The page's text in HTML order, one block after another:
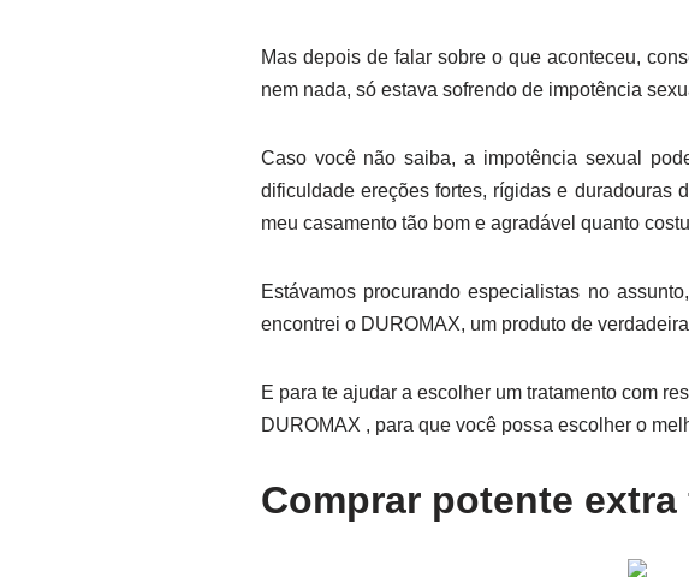
Mas depois de falar sobre o que aconteceu,
nem nada, só estava sofrendo de impotência
Caso você não saiba, a impotência sexual
dificuldade ereções fortes, rígidas e duradouras
meu casamento tão bom e agradável quanto
Estávamos procurando especialistas no
encontrei o DUROMAX, um produto de
E para te ajudar a escolher um tratamento com
DUROMAX , para que você possa escolher o
Comprar potente